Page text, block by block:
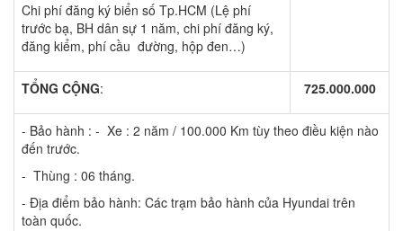
Chi phí đăng ký biển số Tp.HCM (Lệ phí
trước bạ, BH dân sự 1 năm, chi phí đăng ký,
đăng kiểm, phí cầu đường, hộp đen…)
TỔNG CỘNG: 725.000.000
- Bảo hành : - Xe : 2 năm / 100.000 Km tùy theo điều kiện nào
đến trước.
- Thùng : 06 tháng.
- Địa điểm bảo hành: Các trạm bảo hành của Hyundai trên
toàn quốc.